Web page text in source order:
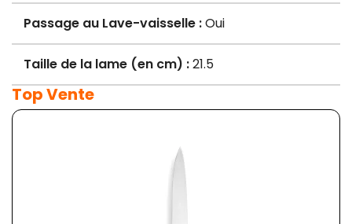
Passage au Lave-vaisselle :Oui
Taille de la lame (en cm) :21.5
Top Vente